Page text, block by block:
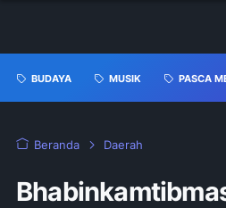
BUDAYA MUSIK PASCA
Beranda Daerah